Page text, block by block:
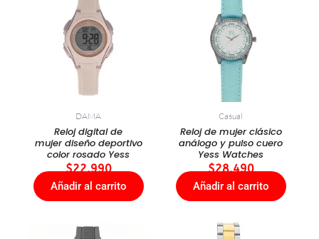
DAMA
Reloj digital de
mujer diseño deportivo
color rosado Yess
$22.990
Añadir al carrito
Casual
Reloj de mujer clásico
análogo y pulso cuero
Yess Watches
$28.490
Añadir al carrito